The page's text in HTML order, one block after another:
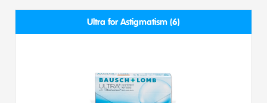
Ultra for Astigmatism (6)